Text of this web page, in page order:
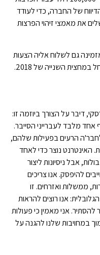
של החברה, כדי לעודד
את מאמצי זיהוי הפרצות
גם לשלוח אליה הצעות
לצעדים נוספים לשלב השני ביוזמה – שיחל במחצית השנייה של 2018.
דיבר על הצורך ביוזמה זו:
אחד מלבד לעברייני הסייבר.
הרעים בפעילות שלהם,
האינטרנט נוצר כדי לאחד
אבל ניסיונות ליצור
להיפסק. אנו צריכים
ממשלות ואזרחים. זו
אנו רוצים להראות
להסתיר. אני מאמין כי פעולות
במחויבות שלנו להגנה על